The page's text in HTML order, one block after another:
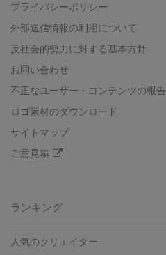
プライバシーポリシー
外部送信情報の利用について
反社会的勢力に対する基本方針
お問い合わせ
不正なユーザー・コンテンツの報告
ロゴ素材のダウンロード
サイトマップ
ご意見箱
ランキング
人気のクリエイター